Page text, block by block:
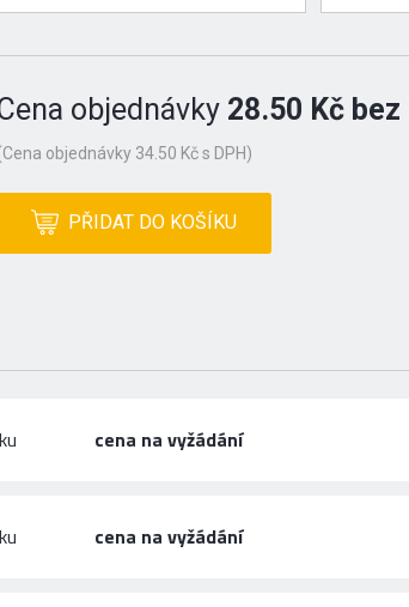
objednávky 28.50 Kč bez
objednávky 34.50 Kč s DPH)
PŘIDAT DO KOŠÍKU
cena na vyžádání
cena na vyžádání